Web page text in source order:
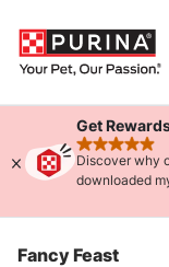
Get
rated 4.9
Discover why
downloaded
Fancy Feast